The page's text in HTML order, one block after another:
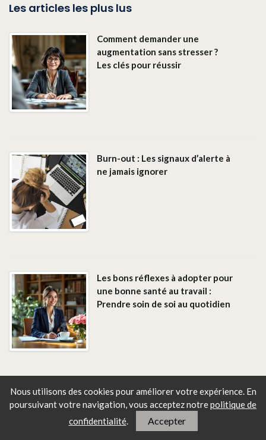
Nous utilisons des cookies pour améliorer votre expérience. En
poursuivant votre navigation, vous acceptez notrepolitique de
confidentialité. Accepter
Les articles les plus lus
Comment demander une
augmentation sans stresser ?
Les clés pour réussir
Burn-out : Les signaux d’alerte à
ne jamais ignorer
Les bons réflexes à adopter pour
une bonne santé au travail :
Prendre soin de soi au quotidien
Santé mentale au travail : les
clés pour un équilibre durable